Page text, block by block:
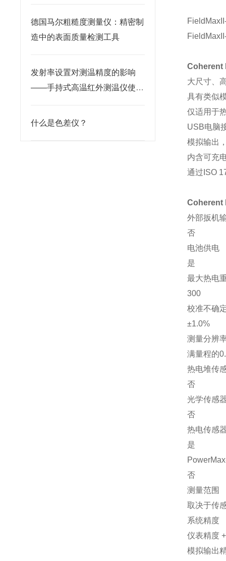
德国马尔粗糙度测量仪：精密制
造中的表面质量检测工具
发射率设置对测温精度的影响
——手持式高温红外测温仪使用
什么是色差仪？
Coherent
大尺寸、
具有类似
仅适用于
USB电脑
模拟输出
内含可充
通过ISO
Coherent
外部扳机
否
电池供电
是
最大热电
300
校准不确
±1.0%
测量分辨
满量程的
热电堆传
否
光学传感
否
热电传感
是
否
测量范围
取决于传
系统精度
仪表精度
模拟输出